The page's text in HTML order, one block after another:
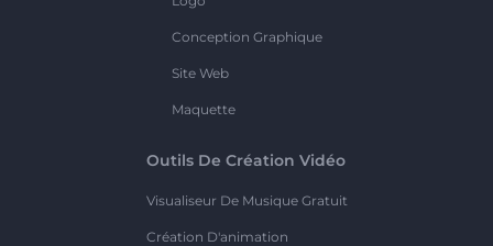
Conception Graphique
Site Web
Maquette
Outils De Création Vidéo
Visualiseur De Musique Gratuit
Création D'animation